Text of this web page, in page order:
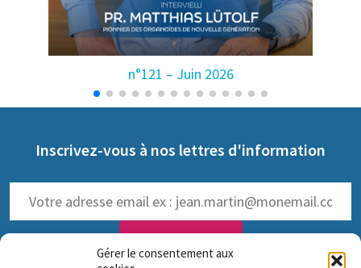
Gérer le consentement aux
n°121 – Juin 2026
Inscrivez-vous à nos lettres d'information